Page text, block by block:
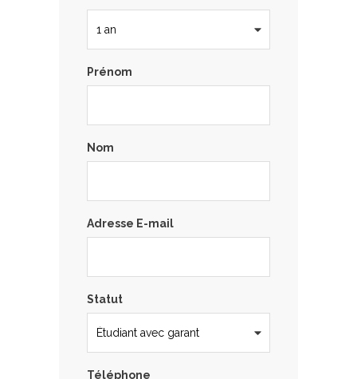
Prénom
Nom
Adresse E-mail
Statut
Téléphone